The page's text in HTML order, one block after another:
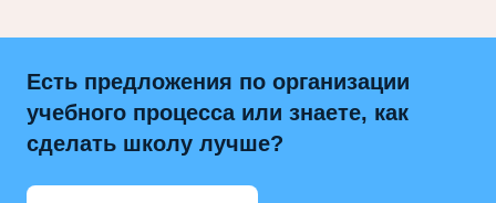
Есть предложения по организации
учебного процесса или знаете, как
сделать школу лучше?